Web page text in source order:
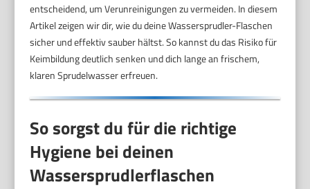
entscheidend, um Verunreinigungen zu vermeiden. In diesem
Artikel zeigen wir dir, wie du deine Wassersprudler-Flaschen
sicher und effektiv sauber hältst. So kannst du das Risiko für
Keimbildung deutlich senken und dich lange an frischem,
klaren Sprudelwasser erfreuen.
So sorgst du für die richtige
Hygiene bei deinen
Wassersprudlerflaschen